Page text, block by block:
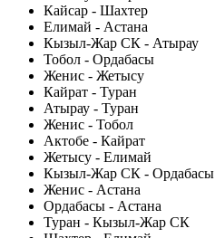
Кайсар - Шахтер
Елимай - Астана
Кызыл-Жар СК - Атырау
Тобол - Ордабасы
Женис - Жетысу
Кайрат - Туран
Атырау - Туран
Женис - Тобол
Актобе - Кайрат
Жетысу - Елимай
Кызыл-Жар СК - Ордабасы
Женис - Астана
Ордабасы - Астана
Туран - Кызыл-Жар СК